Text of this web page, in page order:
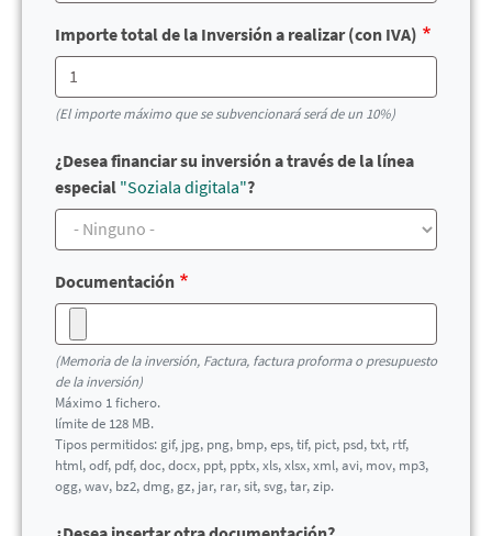
Importe total de la Inversión a realizar (con IVA)
(El importe máximo que se subvencionará será de un 10%)
¿Desea financiar su inversión a través de la línea
especial "Soziala digitala"?
Documentación
(Memoria de la inversión, Factura, factura proforma o presupuesto
de la inversión)
Máximo 1 fichero.
límite de 128 MB.
Tipos permitidos: gif, jpg, png, bmp, eps, tif, pict, psd, txt, rtf,
html, odf, pdf, doc, docx, ppt, pptx, xls, xlsx, xml, avi, mov, mp3,
ogg, wav, bz2, dmg, gz, jar, rar, sit, svg, tar, zip.